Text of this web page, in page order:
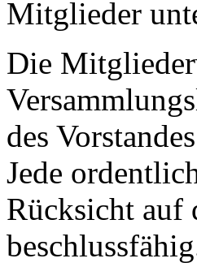
Mitglieder
Die
des
Jede
Rücksicht auf